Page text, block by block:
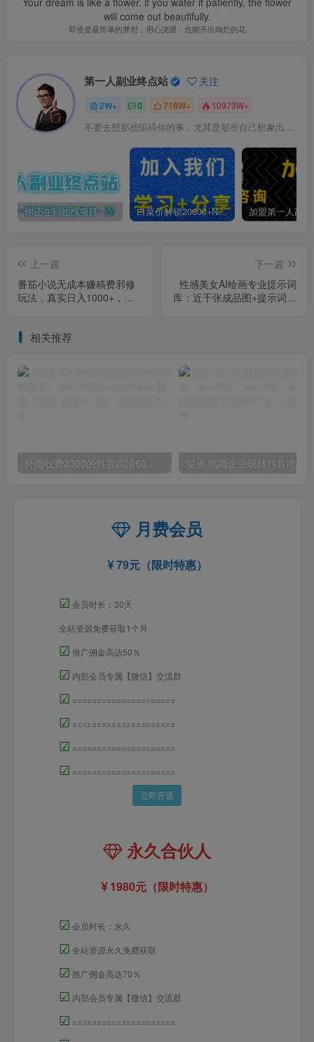
will come out beautifully.
即使是最简单的梦想，用心浇灌，也能开出绚烂的花
第一人副业终点站 关注
2W+ 0 718W+ 10973W+
不要去想那些阻碍你的事，尤其是那些自己想象出来的事
你还在到处找项目？还在当韭菜？我靠卖项目一个月收入5万+，曾经我也是个失败者。 白菜价解锁20000+N个赚钱机会，加入第一人副业终点站会员，全站资源免费学习。
上一篇
番茄小说无成本赚稿费邪修
玩法，真实日入1000+，超
下一篇
性感美女AI绘画专业提示词
库：近千张成品图+提示词，
相关推荐
月费会员
79元（限时特惠）
☑ 会员时长：30天
全站资源免费获取1个月
☑ 推广佣金高达50％
☑ 内部会员专属【微信】交流群
☑ =====================
☑ =====================
☑ =====================
☑ =====================
立即开通
永久合伙人
1980元（限时特惠）
☑ 会员时长：永久
☑ 全站资源永久免费获取
☑ 推广佣金高达70％
☑ 内部会员专属【微信】交流群
☑ =====================